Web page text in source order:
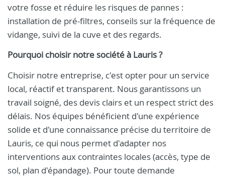
votre fosse et réduire les risques de pannes :
installation de pré-filtres, conseils sur la fréquence de
vidange, suivi de la cuve et des regards.
Pourquoi choisir notre société à Lauris ?
Choisir notre entreprise, c'est opter pour un service
local, réactif et transparent. Nous garantissons un
travail soigné, des devis clairs et un respect strict des
délais. Nos équipes bénéficient d'une expérience
solide et d'une connaissance précise du territoire de
Lauris, ce qui nous permet d'adapter nos
interventions aux contraintes locales (accès, type de
sol, plan d'épandage). Pour toute demande